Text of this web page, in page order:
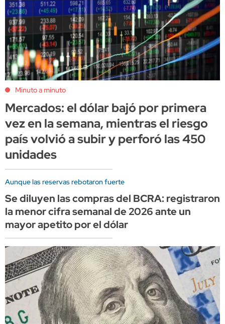
Minuto a minuto
Mercados: el dólar bajó por primera
vez en la semana, mientras el riesgo
país volvió a subir y perforó las 450
unidades
Aunque las reservas rebotaron fuerte
Se diluyen las compras del BCRA: registraron
la menor cifra semanal de 2026 ante un
mayor apetito por el dólar